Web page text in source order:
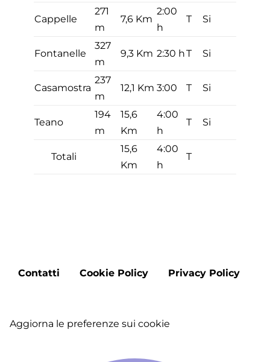
Cappelle
271
m
7,6 Km
2:00
h
T Si
Fontanelle
327
m
9,3 Km 2:30 hT Si
Casamostra
237
m
12,1 Km 3:00 T Si
Teano
194
m
15,6
Km
4:00
h
T Si
Totali
15,6
Km
4:00
h
T
Footer
Contatti Cookie Policy Privacy Policy
Aggiorna le preferenze sui cookie